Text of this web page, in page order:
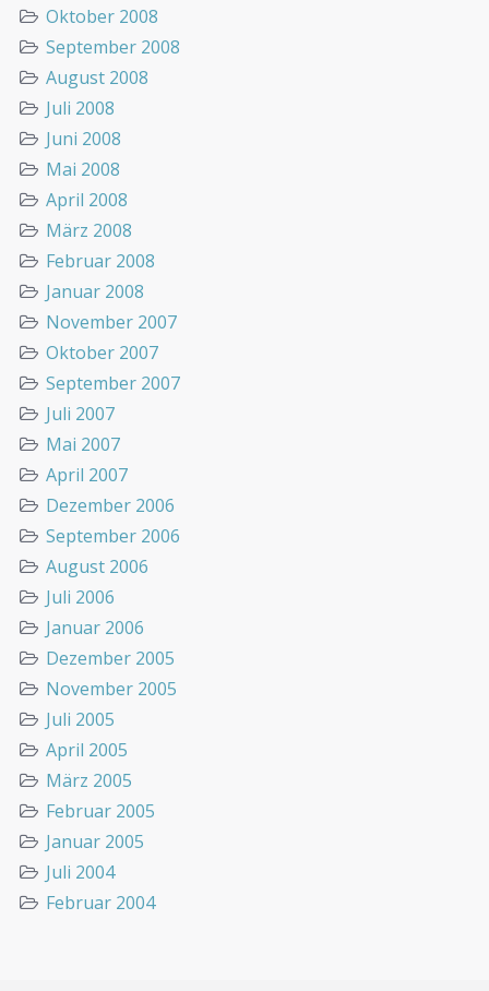
Oktober 2008
September 2008
August 2008
Juli 2008
Juni 2008
Mai 2008
April 2008
März 2008
Februar 2008
Januar 2008
November 2007
Oktober 2007
September 2007
Juli 2007
Mai 2007
April 2007
Dezember 2006
September 2006
August 2006
Juli 2006
Januar 2006
Dezember 2005
November 2005
Juli 2005
April 2005
März 2005
Februar 2005
Januar 2005
Juli 2004
Februar 2004